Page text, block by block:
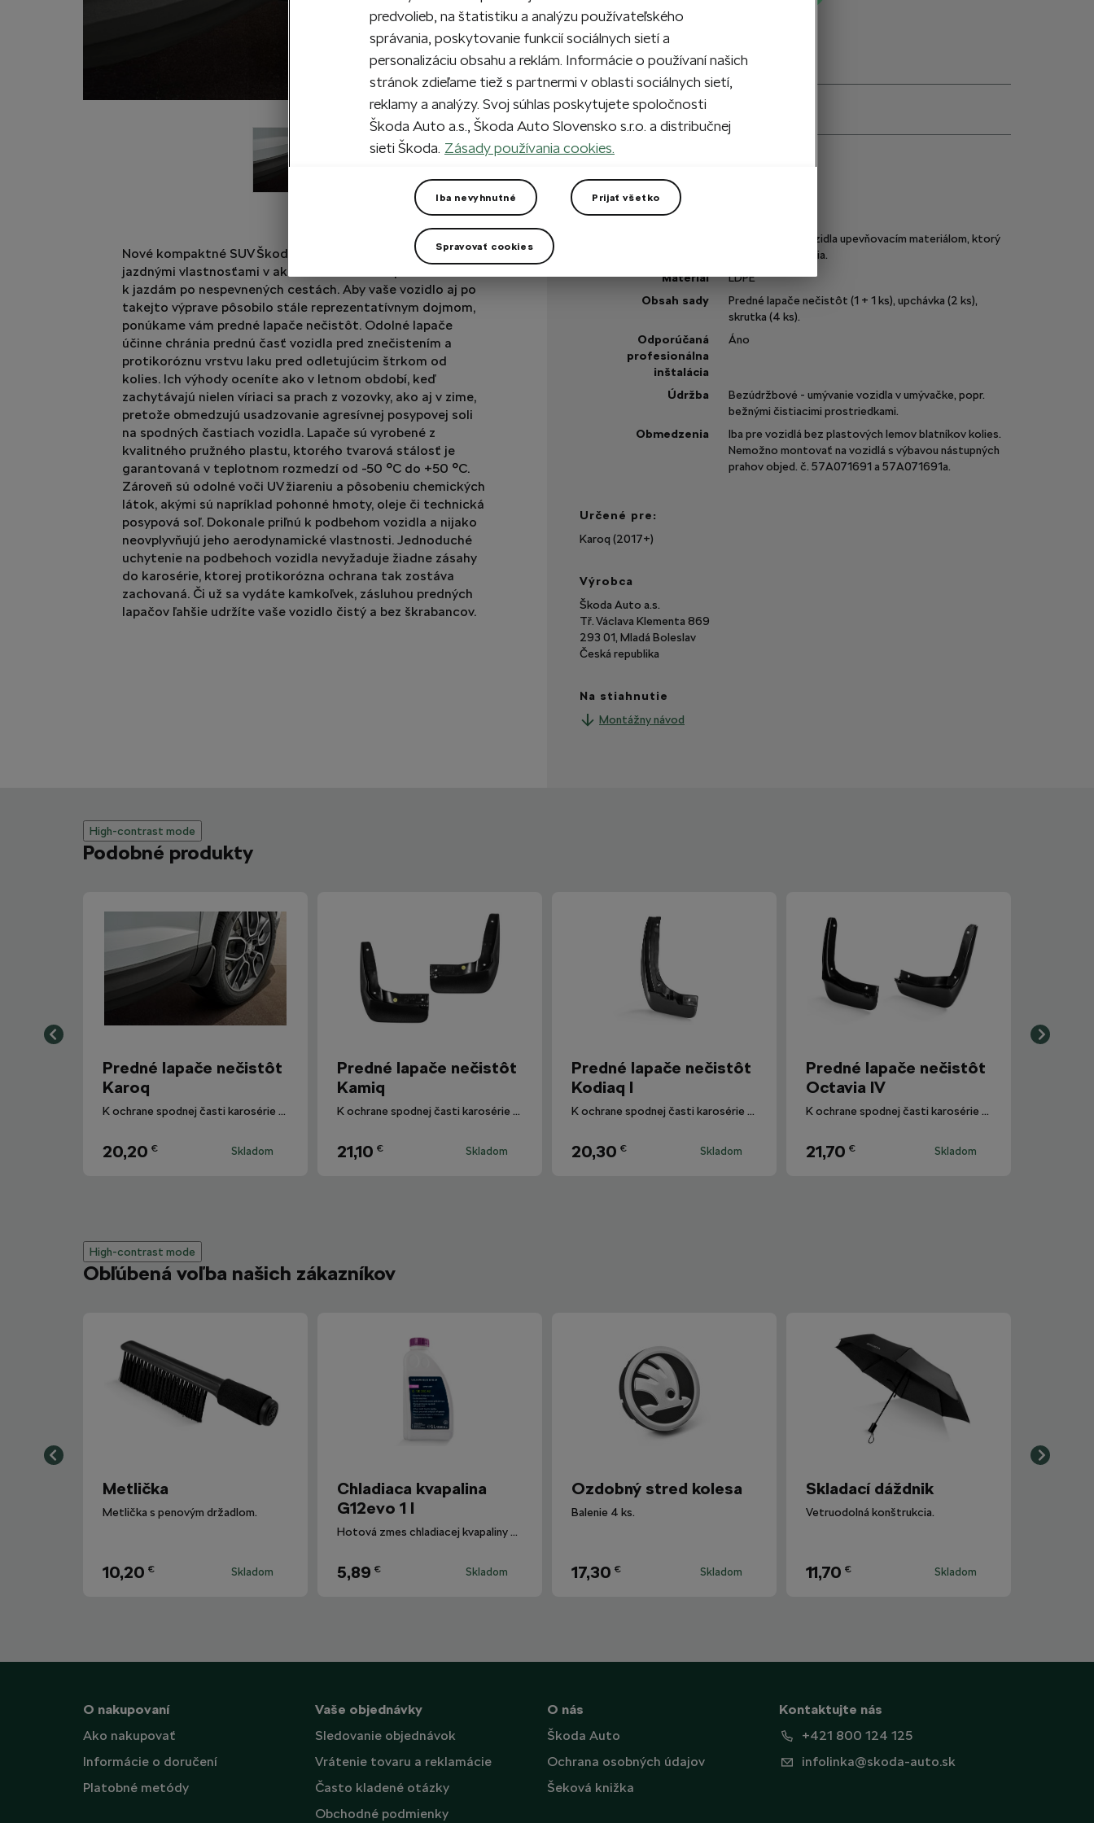
Nové kompaktné SUV Škoda Karoq svojimi výbornými
jazdnými vlastnosťami v akomkoľvek teréne priamo nabáda
k jazdám po nespevnených cestách. Aby vaše vozidlo aj po
takejto výprave pôsobilo stále reprezentatívnym dojmom,
ponúkame vám predné lapače nečistôt. Odolné lapače
účinne chránia prednú časť vozidla pred znečistením a
protikoróznu vrstvu laku pred odletujúcim štrkom od
kolies. Ich výhody oceníte ako v letnom období, keď
zachytávajú nielen víriaci sa prach z vozovky, ako aj v zime,
pretože obmedzujú usadzovanie agresívnej posypovej soli
na spodných častiach vozidla. Lapače sú vyrobené z
kvalitného pružného plastu, ktorého tvarová stálosť je
garantovaná v teplotnom rozmedzí od -50 °C do +50 °C.
Zároveň sú odolné voči UV žiareniu a pôsobeniu chemických
látok, akými sú napríklad pohonné hmoty, oleje či technická
posypová soľ. Dokonale priľnú k podbehom vozidla a nijako
neovplyvňujú jeho aerodynamické vlastnosti. Jednoduché
uchytenie na podbehoch vozidla nevyžaduje žiadne zásahy
do karosérie, ktorej protikorózna ochrana tak zostáva
zachovaná. Či už sa vydáte kamkoľvek, zásluhou predných
lapačov ľahšie udržíte vaše vozidlo čistý a bez škrabancov.
Na sklade
Máte otázku?
Kód výrobku
Do podbehov vozidla upevňovacím materiálom, ktorý
je súčasťou balenia.
Materiál
LDPE
Obsah sady
Predné lapače nečistôt (1 + 1 ks), upchávka (2 ks),
skrutka (4 ks).
Odporúčaná
profesionálna
inštalácia
Áno
Údržba
Bezúdržbové - umývanie vozidla v umývačke, popr.
bežnými čistiacimi prostriedkami.
Obmedzenia
Iba pre vozidlá bez plastových lemov blatníkov kolies.
Nemožno montovať na vozidlá s výbavou nástupných
prahov objed. č. 57A071691 a 57A071691a.
Určené pre:
Karoq (2017+)
Výrobca
Škoda Auto a.s.
Tř. Václava Klementa 869
293 01, Mladá Boleslav
Česká republika
Na stiahnutie
Montážny návod
High-contrast mode
Podobné produkty
Predné lapače nečistôt
Karoq
K ochrane spodnej časti karosérie vozidla.
20,20 € Skladom
Predné lapače nečistôt
Kamiq
K ochrane spodnej časti karosérie vozidla.
21,10 € Skladom
Predné lapače nečistôt
Kodiaq I
K ochrane spodnej časti karosérie vozidla.
20,30 € Skladom
Predné lapače nečistôt
Octavia IV
K ochrane spodnej časti karosérie vozidla.
21,70 € Skladom
High-contrast mode
Obľúbená voľba našich zákazníkov
Metlička
Metlička s penovým držadlom.
10,20 € Skladom
Chladiaca kvapalina
G12evo 1 l
Hotová zmes chladiacej kvapaliny G12evo pre všetky vozidlá Škoda.
5,89 € Skladom
Ozdobný stred kolesa
Balenie 4 ks.
17,30 € Skladom
Skladací dáždnik
Vetruodolná konštrukcia.
11,70 € Skladom
O nakupovaní
Ako nakupovať
Informácie o doručení
Platobné metódy
Vaše objednávky
Sledovanie objednávok
Vrátenie tovaru a reklamácie
Často kladené otázky
Obchodné podmienky
O nás
Škoda Auto
Ochrana osobných údajov
Šeková knižka
Kontaktujte nás
+421 800 124 125
infolinka@skoda-auto.sk
predvolieb, na štatistiku a analýzu používateľského
správania, poskytovanie funkcií sociálnych sietí a
personalizáciu obsahu a reklám. Informácie o používaní našich
stránok zdieľame tiež s partnermi v oblasti sociálnych sietí,
reklamy a analýzy. Svoj súhlas poskytujete spoločnosti
Škoda Auto a.s., Škoda Auto Slovensko s.r.o. a distribučnej
sieti Škoda. Zásady používania cookies.
Iba nevyhnutné Prijať všetko
Spravovať cookies